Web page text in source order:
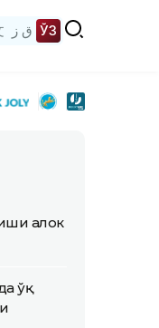
ق ز ЎЗ
ҳалок
ўқ